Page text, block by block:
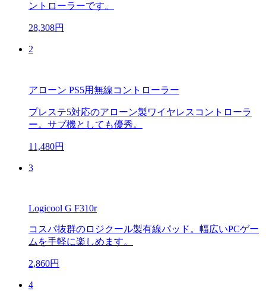
ントローラーです。
28,308円
2
アローン PS5用無線コントローラー
プレステ5対応のアローン製ワイヤレスコントローラ
ー。サブ機としても優秀。
11,480円
3
Logicool G F310r
コスパ抜群のロジクール製有線パッド。幅広いPCゲー
ムを手軽に楽しめます。
2,860円
4